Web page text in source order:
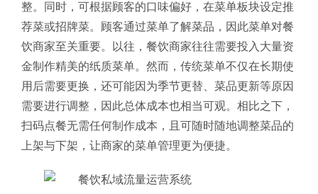
整。同时，可根据顾客的口味偏好，在菜单板块设定推
荐菜或招牌菜。顾客通过菜单了解菜品，因此菜单对餐
饮商家至关重要。以往，餐饮商家往往需要投入大量资
金制作精美的纸质菜单。然而，传统菜单不仅在长期使
用后需要更换，还可能因为季节更替、菜品更新等原因
需要进行调整，因此总体成本也相当可观。相比之下，
扫码点餐无需任何制作成本，且可随时随地调整菜品的
上架与下架，让商家的菜单管理更为便捷。